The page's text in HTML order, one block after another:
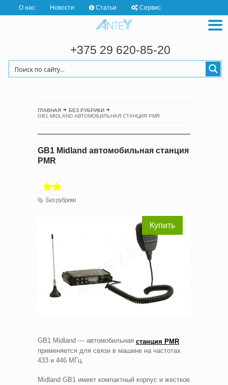
О нас Новости Статьи Сервис
+375 29 620-85-20
ГЛАВНАЯ
БЕЗ РУБРИКИ
GB1 MIDLAND АВТОМОБИЛЬНАЯ СТАНЦИЯ PMR
GB1 Midland автомобильная станция
PMR
Без рубрики
Купить
GB1 Midland — автомобильная станция PMR
применяется для связи в машине на частотах
433 и 446 МГц.
Midland GB1 имеет компактный корпус и жесткое